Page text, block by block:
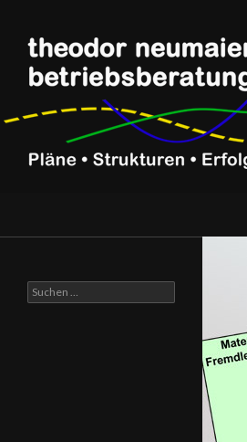
Beratung für Werkzeugbau,
Suche nach: